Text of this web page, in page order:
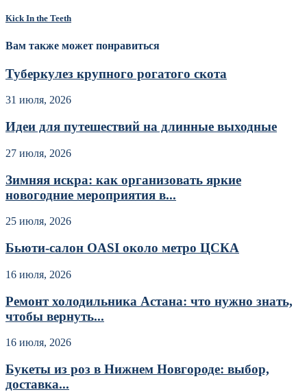
Kick In the Teeth
Вам также может понравиться
Туберкулез крупного рогатого скота
31 июля, 2026
Идеи для путешествий на длинные выходные
27 июля, 2026
Зимняя искра: как организовать яркие
новогодние мероприятия в...
25 июля, 2026
Бьюти-салон OASI около метро ЦСКА
16 июля, 2026
Ремонт холодильника Астана: что нужно знать,
чтобы вернуть...
16 июля, 2026
Букеты из роз в Нижнем Новгороде: выбор,
доставка...